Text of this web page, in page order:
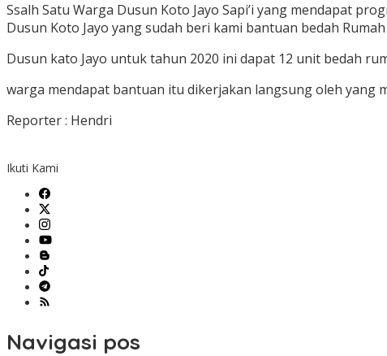
Ssalh Satu Warga Dusun Koto Jayo Sapi’i yang mendapat
Dusun Koto Jayo yang sudah beri kami bantuan bedah
Dusun kato Jayo untuk tahun 2020 ini dapat 12 unit bedah
warga mendapat bantuan itu dikerjakan langsung oleh yang
Reporter : Hendri
Ikuti Kami
Navigasi pos